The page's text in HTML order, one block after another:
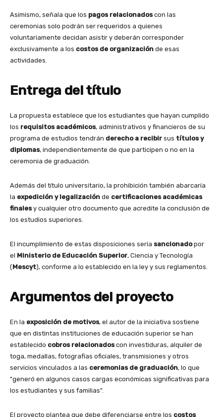
Asimismo, señala que los pagos relacionadoscon las
ceremonias solo podrán ser requeridos a quienes
voluntariamente decidan asistir y deberán corresponder
exclusivamente a los costos de organización de esas
actividades.
Entrega del título
La propuesta establece que los estudiantes que hayan cumplido
los requisitos académicos, administrativos y financieros de su
programa de estudios tendrán derecho a recibir sus títulos y
diplomas, independientemente de que participen o no en la
ceremonia de graduación.
Además del título universitario, la prohibición también abarcaría
la expedición y legalización de certificaciones académicas
finalesy cualquier otro documento que acredite la conclusión de
los estudios superiores.
El incumplimiento de estas disposiciones sería sancionadopor
el Ministerio de Educación Superior, Ciencia y Tecnología
(Mescyt), conforme a lo establecido en la ley y sus reglamentos.
Argumentos del proyecto
En la exposición de motivos, el autor de la iniciativa sostiene
que en distintas instituciones de educación superior se han
establecido cobros relacionadoscon investiduras, alquiler de
toga, medallas, fotografías oficiales, transmisiones y otros
servicios vinculados a las ceremonias de graduación, lo que
"generó en algunos casos cargas económicas significativas para
los estudiantes y sus familias".
El proyecto plantea que debe diferenciarse entre los costos